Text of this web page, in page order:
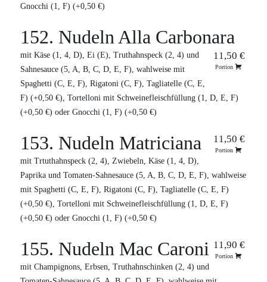
Gnocchi (1, F) (+0,50 €)
152. Nudeln Alla Carbonara
11,50 €
Portion
mit Käse (1, 4, D), Ei (E), Truthahnspeck (2, 4) und
Sahnesauce (5, A, B, C, D, E, F), wahlweise mit
Spaghetti (C, E, F), Rigatoni (C, F), Tagliatelle (C, E,
F) (+0,50 €), Tortelloni mit Schweinefleischfüllung (1, D, E, F)
(+0,50 €) oder Gnocchi (1, F) (+0,50 €)
153. Nudeln Matriciana 11,50 €
Portion
mit Trtuthahnspeck (2, 4), Zwiebeln, Käse (1, 4, D),
Paprika und Tomaten-Sahnesauce (5, A, B, C, D, E, F), wahlweise
mit Spaghetti (C, E, F), Rigatoni (C, F), Tagliatelle (C, E, F)
(+0,50 €), Tortelloni mit Schweinefleischfüllung (1, D, E, F)
(+0,50 €) oder Gnocchi (1, F) (+0,50 €)
155. Nudeln Mac Caroni 11,90 €
Portion
mit Champignons, Erbsen, Truthahnschinken (2, 4) und